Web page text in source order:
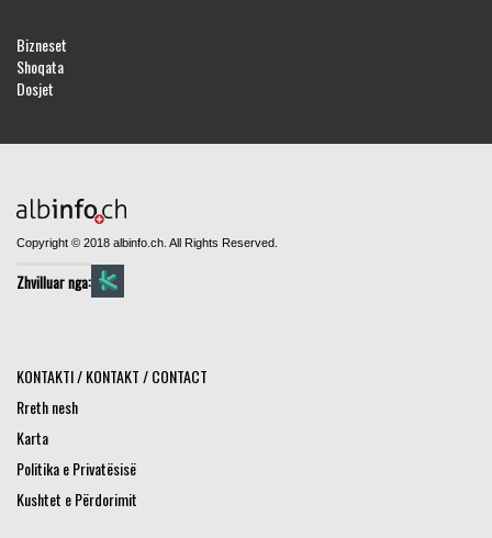
Bizneset
Shoqata
Dosjet
Copyright © 2018 albinfo.ch. All Rights Reserved.
Zhvilluar nga:
KONTAKTI / KONTAKT / CONTACT
Rreth nesh
Karta
Politika e Privatësisë
Kushtet e Përdorimit